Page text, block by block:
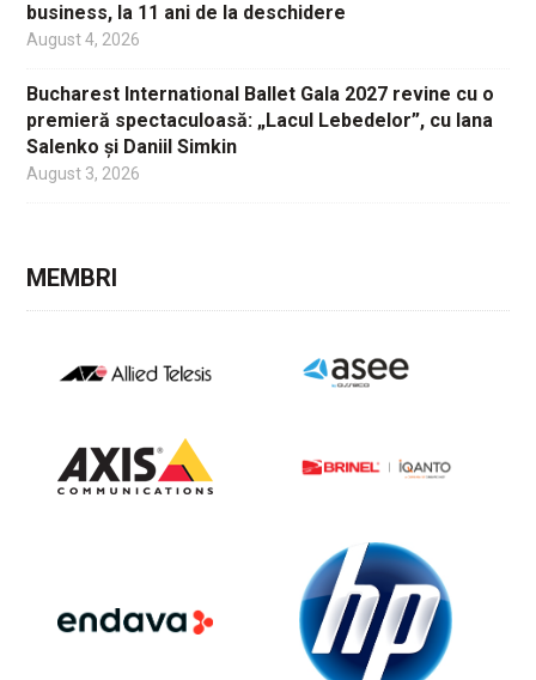
business, la 11 ani de la deschidere
August 4, 2026
Bucharest International Ballet Gala 2027 revine cu o
premieră spectaculoasă: „Lacul Lebedelor”, cu Iana
Salenko și Daniil Simkin
August 3, 2026
MEMBRI